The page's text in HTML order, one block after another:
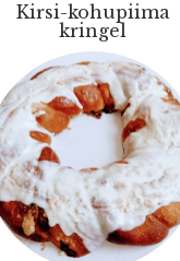
Kirsi-kohupiima
kringel
Sisaldab:
pärmitaignat,
kohupiima, kirsse,
kardemoni ja
šokolaadi.
Gluteen,
laktoos